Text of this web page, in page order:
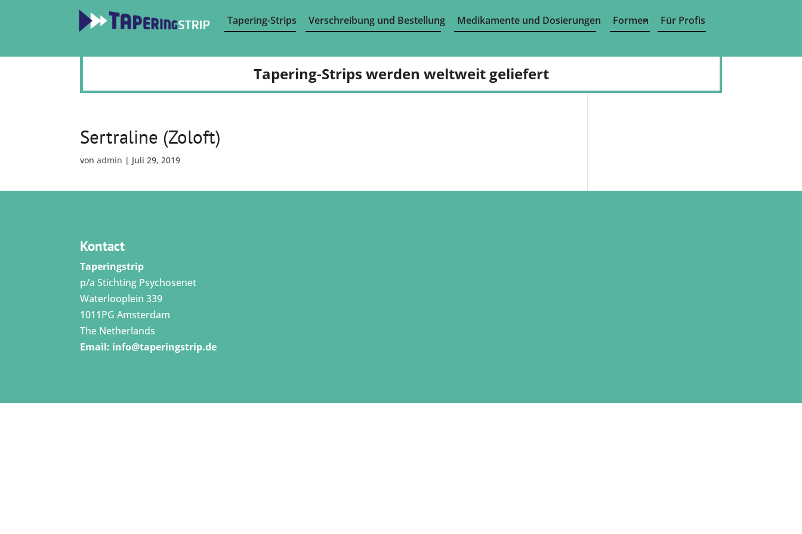
Tapering-Strips Verschreibung und Bestellung Medikamente und Dosierungen Formen Für Profis
Tapering-Strips werden weltweit geliefert
Sertraline (Zoloft)
vonadmin | Juli 29, 2019
Kontact
Taperingstrip
p/a Stichting Psychosenet
Waterlooplein 339
1011PG Amsterdam
The Netherlands
Email: info@taperingstrip.de